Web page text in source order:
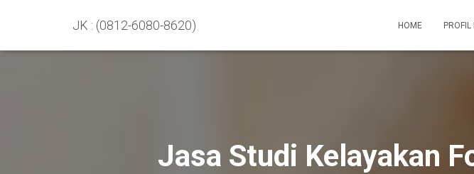
JK : (0812-6080-8620) HOME
Jasa Studi Kelayakan